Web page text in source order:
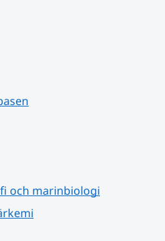
och marinbiologi